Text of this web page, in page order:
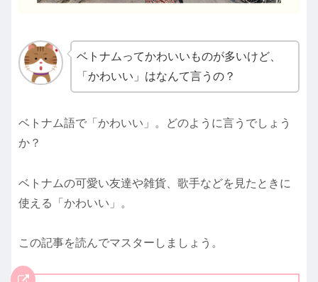
ベトナムってかわいいものが多いけど、
「かわいい」はなんて言うの？
ベトナム語で「かわいい」。どのように言うでしょう
か？
ベトナムの可愛い友達や雑貨、歌手などを見たときに
使える「かわいい」。
この記事を読んでマスターしましょう。